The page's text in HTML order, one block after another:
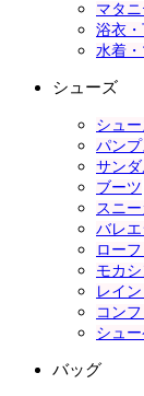
マタ
浴衣
水着
シューズ
シュ
パンプ
サン
ブーツ
スニ
バレ
ロー
モカ
レイ
コン
シュ
バッグ